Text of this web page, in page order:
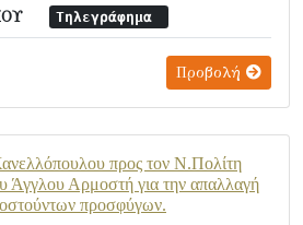
Τηλεγράφημα
Προβολή
προς τον Ν.Πολίτη
Άγγλου Αρμοστή για την απαλλαγή
προσφύγων.